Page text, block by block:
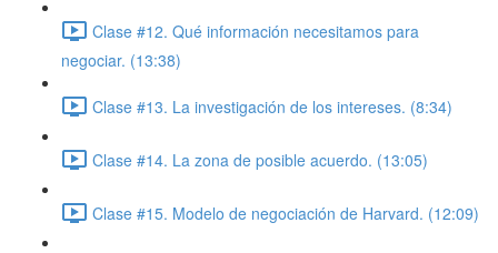
Clase #12. Qué información necesitamos para
negociar. (13:38)
Clase #13. La investigación de los intereses. (8:34)
Clase #14. La zona de posible acuerdo. (13:05)
Clase #15. Modelo de negociación de Harvard. (12:09)